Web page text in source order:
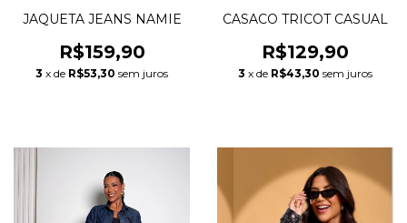
JAQUETA JEANS NAMIE
R$159,90
3 x de R$53,30 sem juros
CASACO TRICOT CASUAL
R$129,90
3 x de R$43,30 sem juros